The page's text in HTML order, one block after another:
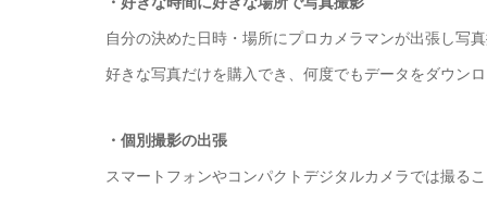
自分の決めた日時・場所にプロカメラマンが出張し写
好きな写真だけを購入でき、何度でもデータをダウン
・個別撮影の出張
スマートフォンやコンパクトデジタルカメラでは撮る